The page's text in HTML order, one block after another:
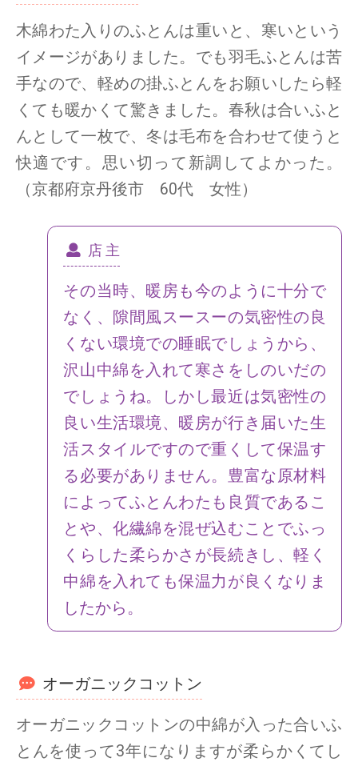
木綿わた入りのふとんは重いと、寒いという
イメージがありました。でも羽毛ふとんは苦
手なので、軽めの掛ふとんをお願いしたら軽
くても暖かくて驚きました。春秋は合いふと
んとして一枚で、冬は毛布を合わせて使うと
快適です。思い切って新調してよかった。
（京都府京丹後市 60代 女性）
店 主
その当時、暖房も今のように十分で
なく、隙間風スースーの気密性の良
くない環境での睡眠でしょうから、
沢山中綿を入れて寒さをしのいだの
でしょうね。しかし最近は気密性の
良い生活環境、暖房が行き届いた生
活スタイルですので重くして保温す
る必要がありません。豊富な原材料
によってふとんわたも良質であるこ
とや、化繊綿を混ぜ込むことでふっ
くらした柔らかさが長続きし、軽く
中綿を入れても保温力が良くなりま
したから。
オーガニックコットン
オーガニックコットンの中綿が入った合いふ
とんを使って3年になりますが柔らかくてし